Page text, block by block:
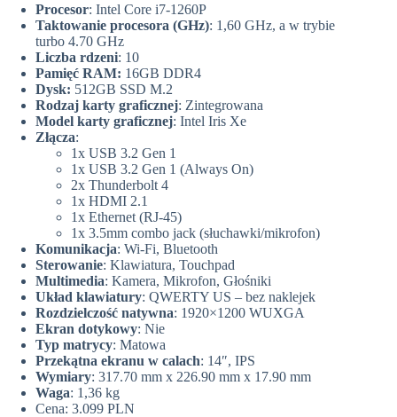
Procesor: Intel Core i7-1260P
Taktowanie procesora (GHz): 1,60 GHz, a w trybie
turbo 4.70 GHz
Liczba rdzeni: 10
Pamięć RAM: 16GB DDR4
Dysk: 512GB SSD M.2
Rodzaj karty graficznej: Zintegrowana
Model karty graficznej: Intel Iris Xe
Złącza:
1x USB 3.2 Gen 1
1x USB 3.2 Gen 1 (Always On)
2x Thunderbolt 4
1x HDMI 2.1
1x Ethernet (RJ-45)
1x 3.5mm combo jack (słuchawki/mikrofon)
Komunikacja: Wi-Fi, Bluetooth
Sterowanie: Klawiatura, Touchpad
Multimedia: Kamera, Mikrofon, Głośniki
Układ klawiatury: QWERTY US – bez naklejek
Rozdzielczość natywna: 1920×1200 WUXGA
Ekran dotykowy: Nie
Typ matrycy: Matowa
Przekątna ekranu w calach: 14″, IPS
Wymiary: 317.70 mm x 226.90 mm x 17.90 mm
Waga: 1,36 kg
Cena: 3.099 PLN